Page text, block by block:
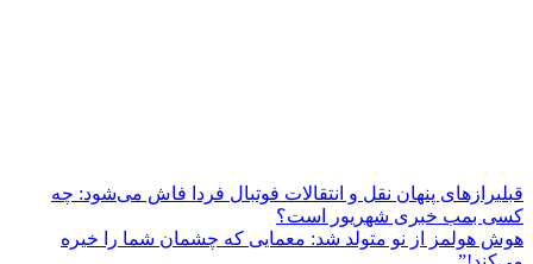
قبلیرازهای پنهان نقل و انتقالات فوتبال فردا فاش می‌شود: چه
کسی بمب خبری شهریور است؟
هوش هولمز از نو متولد شد: معمایی که چشمان شما را خیره